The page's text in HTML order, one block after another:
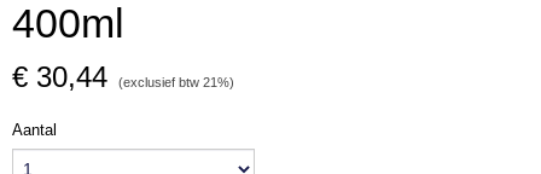
400ml
€ 30,44 (exclusief btw 21%)
Aantal